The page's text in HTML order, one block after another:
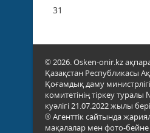
31
© 2026. Osken-onir.kz
Қазақстан Республикасы
Қоғамдық даму
комитетінің тіркеу туралы
куәлігі 21.07.2022 жылы
® Агенттік сайтында
мақалалар мен фото-